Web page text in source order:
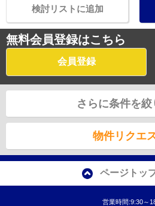
検討リストに追加
無料会員登録はこちら
会員登録
さらに条件を絞
物件リクエ
ページトッ
営業時間:9:30～